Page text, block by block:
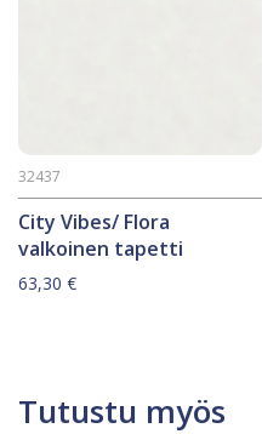
City Vibes/ Flora
valkoinen tapetti
32437
63,30 €
Tutustu myös